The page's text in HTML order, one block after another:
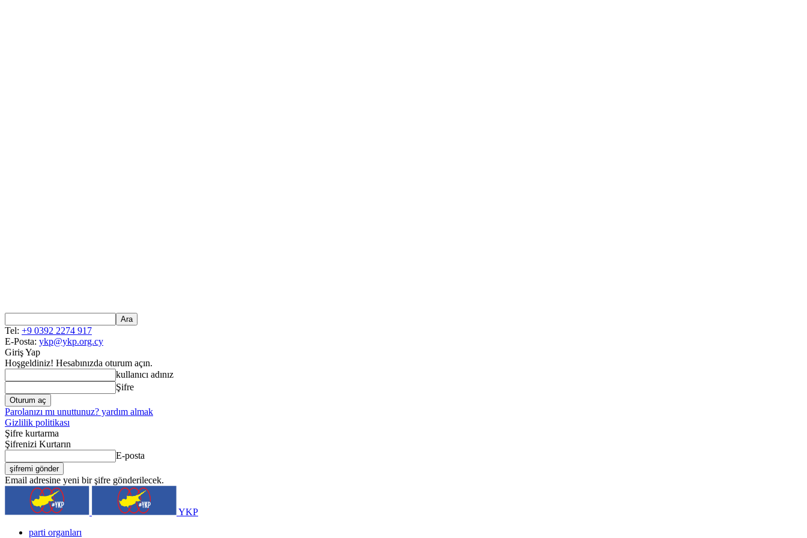
Tel: +9 0392 2274 917
E-Posta: ykp@ykp.org.cy
Giriş Yap
Hoşgeldiniz! Hesabınızda oturum açın.
kullanıcı adınız
Şifre
Parolanızı mı unuttunuz? yardım almak
Gizlilik politikası
Şifre kurtarma
Şifrenizi Kurtarın
E-posta
Email adresine yeni bir şifre gönderilecek.
YKP
parti organları